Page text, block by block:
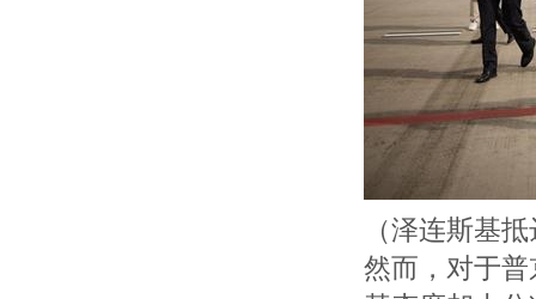
（泽连斯基
然而，对于